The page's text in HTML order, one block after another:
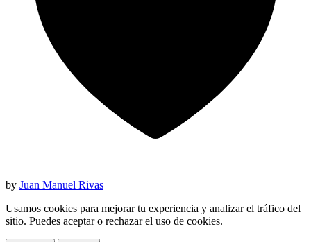
by Juan Manuel Rivas
Usamos cookies para mejorar tu experiencia y analizar el tráfico del
sitio. Puedes aceptar o rechazar el uso de cookies.